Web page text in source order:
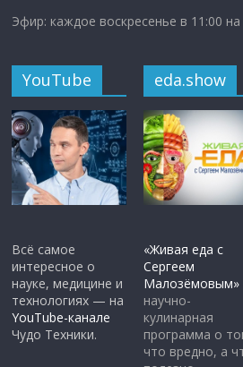
Эфир: каждое воскресенье в 11:00
YouTube
Всё самое
интересное о
науке, медицине и
технологиях — на
YouTube-канале
Чудо Техники.
eda.show
«Живая еда с
Сергеем
Малозёмовым»
научно-
кулинарная
программа о
что вредно, а